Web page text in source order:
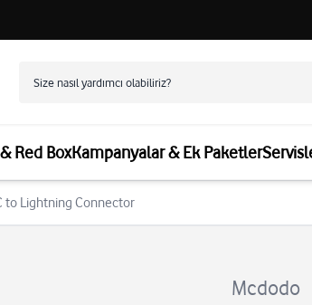
Red BoxKampanyalar & Ek Paketler
to Lightning Connector
Mcdodo